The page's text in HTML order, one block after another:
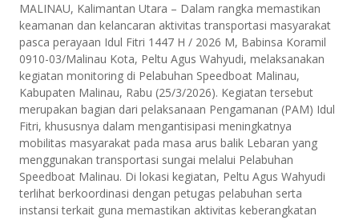
MALINAU, Kalimantan Utara – Dalam rangka memastikan
keamanan dan kelancaran aktivitas transportasi masyarakat
pasca perayaan Idul Fitri 1447 H / 2026 M, Babinsa Koramil
0910-03/Malinau Kota, Peltu Agus Wahyudi, melaksanakan
kegiatan monitoring di Pelabuhan Speedboat Malinau,
Kabupaten Malinau, Rabu (25/3/2026). Kegiatan tersebut
merupakan bagian dari pelaksanaan Pengamanan (PAM) Idul
Fitri, khususnya dalam mengantisipasi meningkatnya
mobilitas masyarakat pada masa arus balik Lebaran yang
menggunakan transportasi sungai melalui Pelabuhan
Speedboat Malinau. Di lokasi kegiatan, Peltu Agus Wahyudi
terlihat berkoordinasi dengan petugas pelabuhan serta
instansi terkait guna memastikan aktivitas keberangkatan